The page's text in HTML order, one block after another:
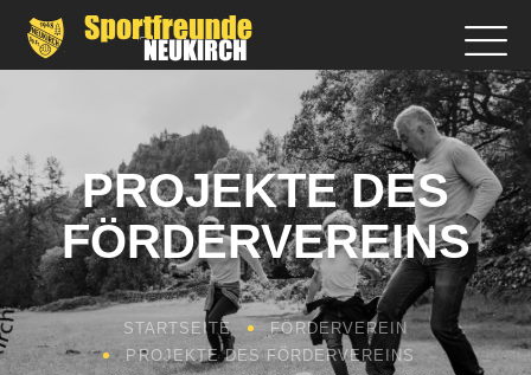
PROJEKTE DES
FÖRDERVEREINS
STARTSEITE
FÖRDERVEREIN
PROJEKTE DES FÖRDERVEREINS